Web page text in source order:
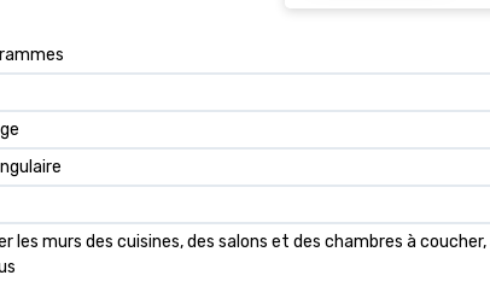
les murs des cuisines, des salons et des chambres à